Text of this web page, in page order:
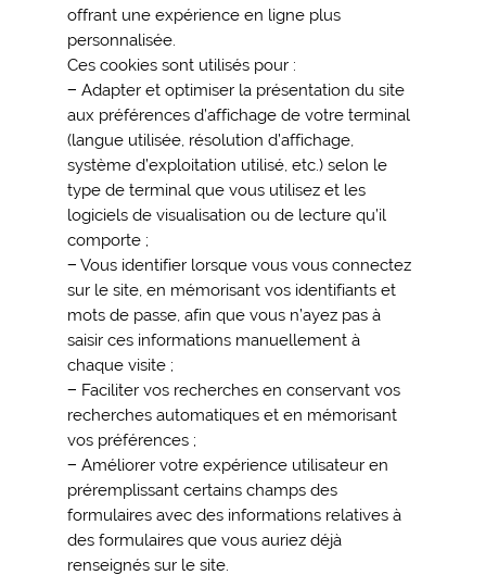
offrant une expérience en ligne plus
personnalisée.
Ces cookies sont utilisés pour :
− Adapter et optimiser la présentation du site
aux préférences d’affichage de votre terminal
(langue utilisée, résolution d’affichage,
système d’exploitation utilisé, etc.) selon le
type de terminal que vous utilisez et les
logiciels de visualisation ou de lecture qu’il
comporte ;
− Vous identifier lorsque vous vous connectez
sur le site, en mémorisant vos identifiants et
mots de passe, afin que vous n’ayez pas à
saisir ces informations manuellement à
chaque visite ;
− Faciliter vos recherches en conservant vos
recherches automatiques et en mémorisant
vos préférences ;
− Améliorer votre expérience utilisateur en
préremplissant certains champs des
formulaires avec des informations relatives à
des formulaires que vous auriez déjà
renseignés sur le site.